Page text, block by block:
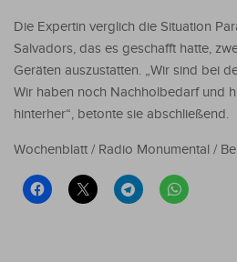
Die Expertin verglich die Situation
Salvadors, das es geschafft hatte,
Geräten auszustatten. „Wir sind bei
Wir haben noch Nachholbedarf und
hinterher“, betonte sie abschließend.
Wochenblatt / Radio Monumental /